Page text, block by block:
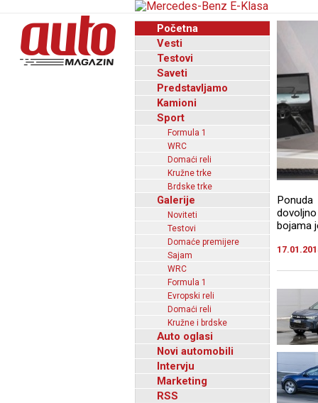
Početna
Vesti
Testovi
Saveti
Predstavljamo
Kamioni
Sport
Formula 1
WRC
Domaći reli
Kružne trke
Brdske trke
Galerije
Noviteti
Testovi
Domaće premijere
Sajam
WRC
Formula 1
Evropski reli
Domaći reli
Kružne i brdske
Auto oglasi
Novi automobili
Intervju
Marketing
RSS
bojama